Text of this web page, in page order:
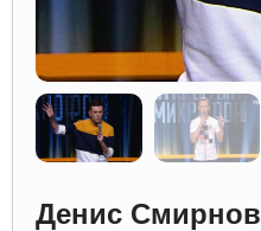
Денис Смирнов